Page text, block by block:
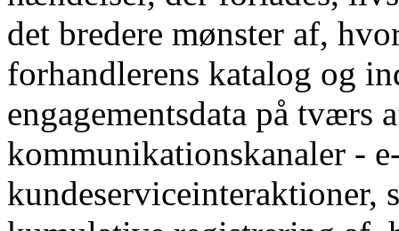
det bredere mønster af,
forhandlerens katalog og
engagementsdata på tværs
kommunikationskanaler -